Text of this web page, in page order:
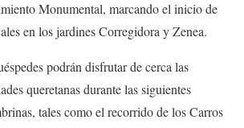
Monumental, marcando el inicio de
en los jardines Corregidora y Zenea.
podrán disfrutar de cerca las
queretanas durante las siguientes
tales como el recorrido de los Carros